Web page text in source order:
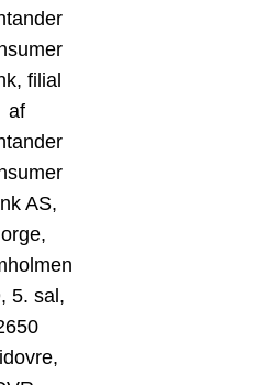
filial
af
AS,
5. sal,